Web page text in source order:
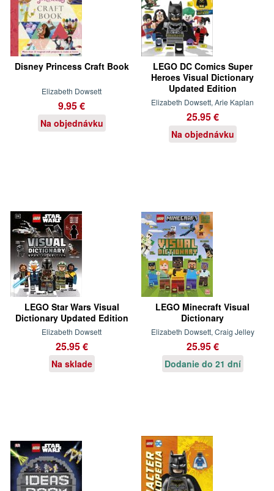
Disney Princess Craft Book
Elizabeth Dowsett
9.95 €
Na objednávku
LEGO DC Comics Super
Heroes Visual Dictionary
Updated Edition
Elizabeth Dowsett, Arie Kaplan
25.95 €
Na objednávku
LEGO Star Wars Visual
Dictionary Updated Edition
Elizabeth Dowsett
25.95 €
Na sklade
LEGO Minecraft Visual
Dictionary
Elizabeth Dowsett, Craig Jelley
25.95 €
Dodanie do 21 dní